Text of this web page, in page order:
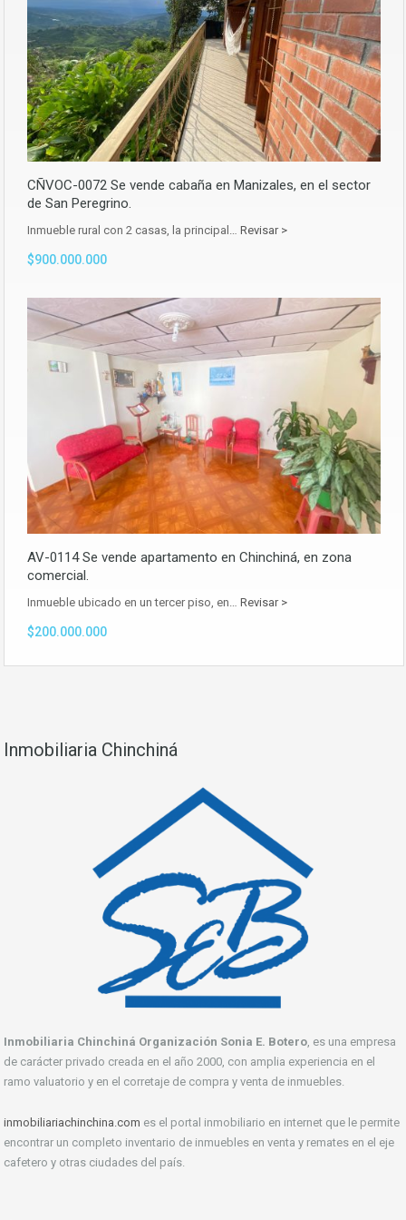
CÑVOC-0072 Se vende cabaña en Manizales, en el sector
de San Peregrino.
Inmueble rural con 2 casas, la principal… Revisar >
$900.000.000
AV-0114 Se vende apartamento en Chinchiná, en zona
comercial.
Inmueble ubicado en un tercer piso, en… Revisar >
$200.000.000
Inmobiliaria Chinchiná
Inmobiliaria Chinchiná Organización Sonia E. Botero, es una empresa
de carácter privado creada en el año 2000, con amplia experiencia en el
ramo valuatorio y en el corretaje de compra y venta de inmuebles.
inmobiliariachinchina.com es el portal inmobiliario en internet que le permite
encontrar un completo inventario de inmuebles en venta y remates en el eje
cafetero y otras ciudades del país.